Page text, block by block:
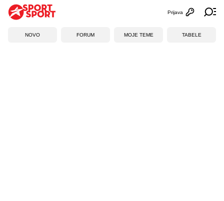
Otvori
Prijava
NOVO FORUM MOJE TEME TABELE